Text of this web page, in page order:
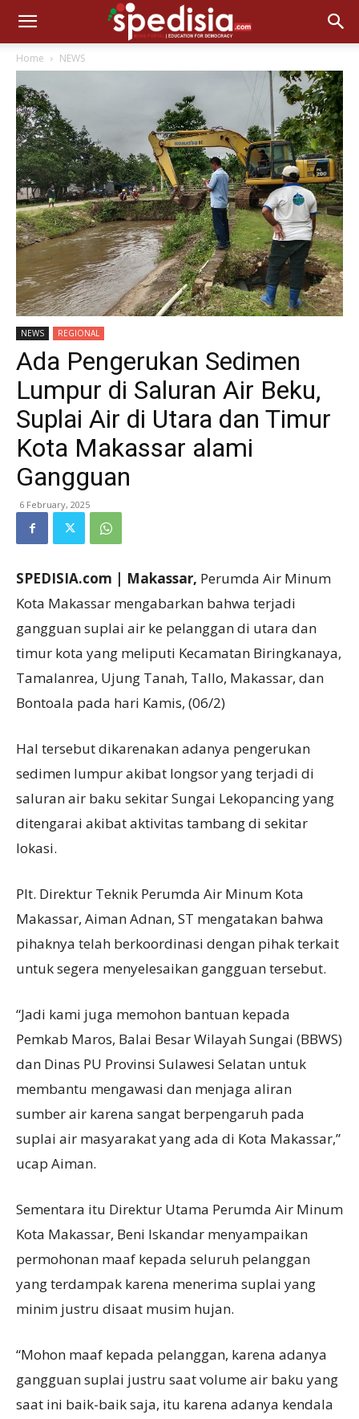
Home NEWS
NEWS REGIONAL
Ada Pengerukan Sedimen
Lumpur di Saluran Air Beku,
Suplai Air di Utara dan Timur
Kota Makassar alami
Gangguan
6 February, 2025
SPEDISIA.com | Makassar, Perumda Air Minum
Kota Makassar mengabarkan bahwa terjadi
gangguan suplai air ke pelanggan di utara dan
timur kota yang meliputi Kecamatan Biringkanaya,
Tamalanrea, Ujung Tanah, Tallo, Makassar, dan
Bontoala pada hari Kamis, (06/2)
Hal tersebut dikarenakan adanya pengerukan
sedimen lumpur akibat longsor yang terjadi di
saluran air baku sekitar Sungai Lekopancing yang
ditengarai akibat aktivitas tambang di sekitar
lokasi.
Plt. Direktur Teknik Perumda Air Minum Kota
Makassar, Aiman Adnan, ST mengatakan bahwa
pihaknya telah berkoordinasi dengan pihak terkait
untuk segera menyelesaikan gangguan tersebut.
“Jadi kami juga memohon bantuan kepada
Pemkab Maros, Balai Besar Wilayah Sungai (BBWS)
dan Dinas PU Provinsi Sulawesi Selatan untuk
membantu mengawasi dan menjaga aliran
sumber air karena sangat berpengaruh pada
suplai air masyarakat yang ada di Kota Makassar,”
ucap Aiman.
Sementara itu Direktur Utama Perumda Air Minum
Kota Makassar, Beni Iskandar menyampaikan
permohonan maaf kepada seluruh pelanggan
yang terdampak karena menerima suplai yang
minim justru disaat musim hujan.
“Mohon maaf kepada pelanggan, karena adanya
gangguan suplai justru saat volume air baku yang
saat ini baik-baik saja, itu karena adanya kendala